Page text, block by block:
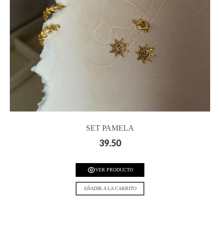
SET PAMELA
39.50
VER PRODUCTO
AÑADIR A LA CARRITO